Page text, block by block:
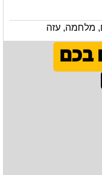
, מלחמה, עזה
בכם